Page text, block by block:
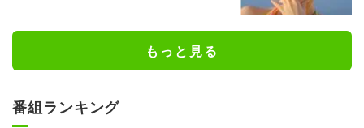
もっと見る
番組ランキング